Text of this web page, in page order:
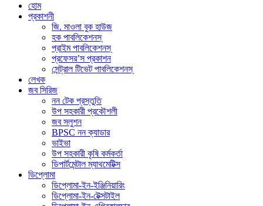
হোম
প্রকাশনী
জি. মাওলা বুক হাউজ
হক পাবলিকেশনস্
প্রাইম পাবলিকেশনস্
প্রফেসর’স প্রকাশন
সেন্ট্রাল টিভেট পাবলিকেশনস্
লেখক
জব সিরিজ
নন টেক প্রস্তুতি
উপ সহকারী প্রকৌশলী
জব সলুশন
BPSC নন ক্যাডার
ভাইভা
উপ সহকারী কৃষি কর্মকর্তা
ডিপার্টমেন্টাল ম্যাথমেটিক্স
ডিপ্লোমা
ডিপ্লোমা-ইন-ইঞ্জিনিয়ারিং
ডিপ্লোমা-ইন-টেক্সটাইল